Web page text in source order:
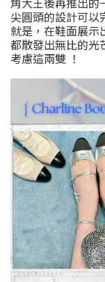
角大王後再推出的
尖圓頭的設計可以
就是，在鞋面展示
都散發出無比的光
考慮這兩雙 ！